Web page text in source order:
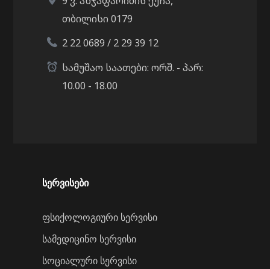
თბილისი 0179
2 22 0689 / 2 29 39 12
სამუშაო საათები: ორშ. - პარ:
10.00 - 18.00
სერვისები
ფსიქოლოგიური სერვისი
სამედიცინო სერვისი
სოციალური სერვისი